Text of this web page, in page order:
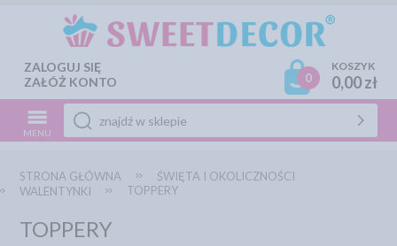
ZALOGUJ SIĘ
ZAŁÓŻ KONTO
0
KOSZYK
0,00 zł
MENU
STRONA GŁÓWNA
ŚWIĘTA I OKOLICZNOŚCI
WALENTYNKI
TOPPERY
TOPPERY